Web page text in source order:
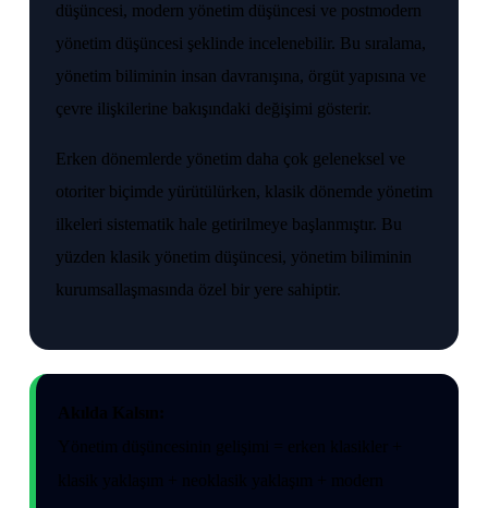
düşüncesi, modern yönetim düşüncesi ve postmodern
yönetim düşüncesi şeklinde incelenebilir. Bu sıralama,
yönetim biliminin insan davranışına, örgüt yapısına ve
çevre ilişkilerine bakışındaki değişimi gösterir.
Erken dönemlerde yönetim daha çok geleneksel ve
otoriter biçimde yürütülürken, klasik dönemde yönetim
ilkeleri sistematik hale getirilmeye başlanmıştır. Bu
yüzden klasik yönetim düşüncesi, yönetim biliminin
kurumsallaşmasında özel bir yere sahiptir.